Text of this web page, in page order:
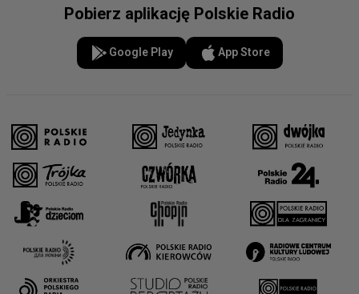
Pobierz aplikację Polskie Radio
Google Play App Store